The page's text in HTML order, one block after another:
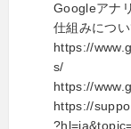
Googleアナ
仕組みにつ
https://
s/
https://
https://